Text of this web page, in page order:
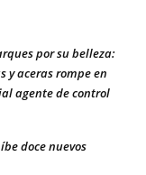
por su belleza:
y aceras rompe en
agente de control
doce nuevos